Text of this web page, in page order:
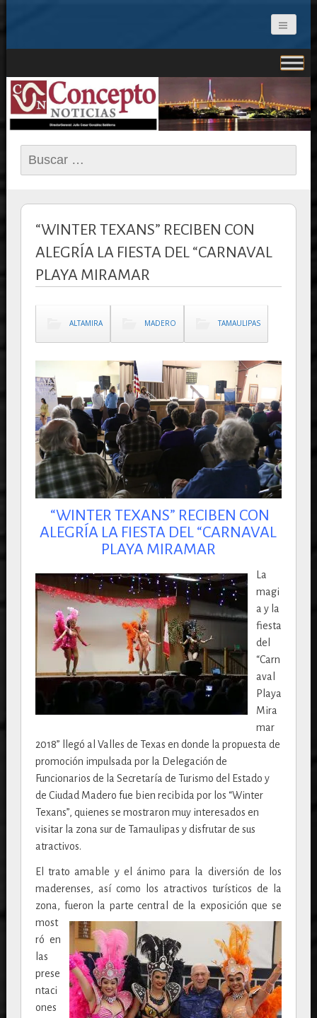
CONCEPTO NOTICIAS
Buscar:
“WINTER TEXANS” RECIBEN CON
ALEGRÍA LA FIESTA DEL “CARNAVAL
PLAYA MIRAMAR
ALTAMIRA MADERO TAMAULIPAS
“WINTER TEXANS” RECIBEN CON
ALEGRÍA LA FIESTA DEL “CARNAVAL
PLAYA MIRAMAR
La
magi
a y la
fiesta
del
“Carn
aval
Playa
Mira
mar
2018” llegó al Valles de Texas en donde la propuesta de
promoción impulsada por la Delegación de
Funcionarios de la Secretaría de Turismo del Estado y
de Ciudad Madero fue bien recibida por los “Winter
Texans”, quienes se mostraron muy interesados en
visitar la zona sur de Tamaulipas y disfrutar de sus
atractivos.
El trato amable y el ánimo para la diversión de los
maderenses, así como los atractivos turísticos de la
zona, fueron la parte central de
la exposición que se
most
ró en
las
prese
ntaci
ones